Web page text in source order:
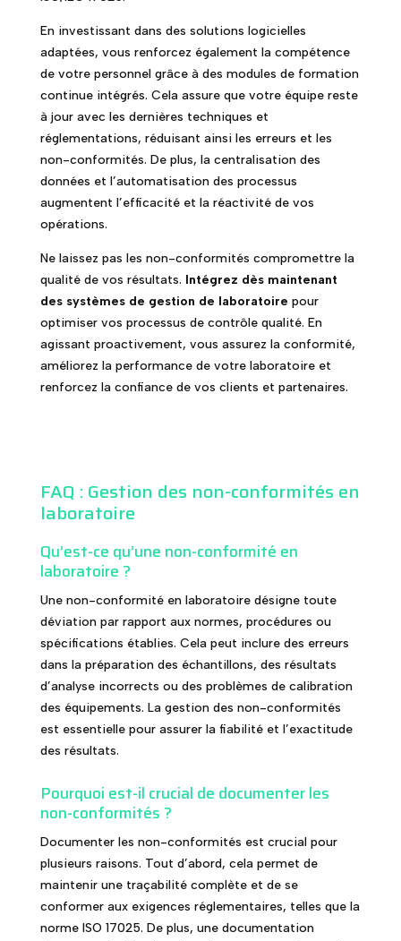
En investissant dans des solutions logicielles
adaptées, vous renforcez également la compétence
de votre personnel grâce à des modules de formation
continue intégrés. Cela assure que votre équipe reste
à jour avec les dernières techniques et
réglementations, réduisant ainsi les erreurs et les
non-conformités. De plus, la centralisation des
données et l’automatisation des processus
augmentent l’efficacité et la réactivité de vos
opérations.
Ne laissez pas les non-conformités compromettre la
qualité de vos résultats. Intégrez dès maintenant
des systèmes de gestion de laboratoire pour
optimiser vos processus de contrôle qualité. En
agissant proactivement, vous assurez la conformité,
améliorez la performance de votre laboratoire et
renforcez la confiance de vos clients et partenaires.
FAQ : Gestion des non-conformités en
laboratoire
Qu’est-ce qu’une non-conformité en
laboratoire ?
Une non-conformité en laboratoire désigne toute
déviation par rapport aux normes, procédures ou
spécifications établies. Cela peut inclure des erreurs
dans la préparation des échantillons, des résultats
d’analyse incorrects ou des problèmes de calibration
des équipements. La gestion des non-conformités
est essentielle pour assurer la fiabilité et l’exactitude
des résultats.
Pourquoi est-il crucial de documenter les
non-conformités ?
Documenter les non-conformités est crucial pour
plusieurs raisons. Tout d’abord, cela permet de
maintenir une traçabilité complète et de se
conformer aux exigences réglementaires, telles que la
norme ISO 17025. De plus, une documentation